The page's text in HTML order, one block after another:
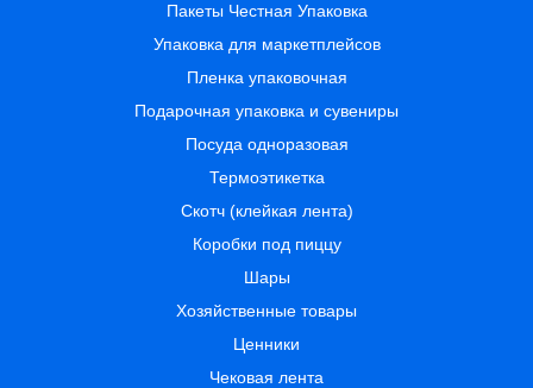
Пакеты Честная Упаковка
Упаковка для маркетплейсов
Пленка упаковочная
Подарочная упаковка и сувениры
Посуда одноразовая
Термоэтикетка
Скотч (клейкая лента)
Коробки под пиццу
Шары
Хозяйственные товары
Ценники
Чековая лента